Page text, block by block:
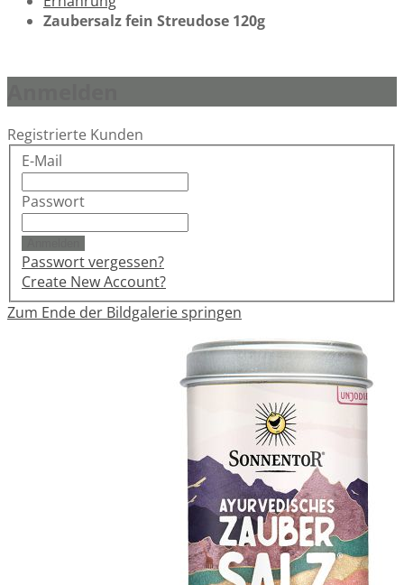
Zaubersalz fein Streudose 120g
Registrierte Kunden
E-Mail
Passwort
Passwort vergessen?
Create New Account?
Zum Ende der Bildgalerie springen